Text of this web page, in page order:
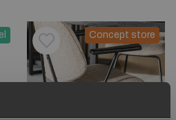
Concept store
Toevoegen aan
Verwijderen van verlanglijst